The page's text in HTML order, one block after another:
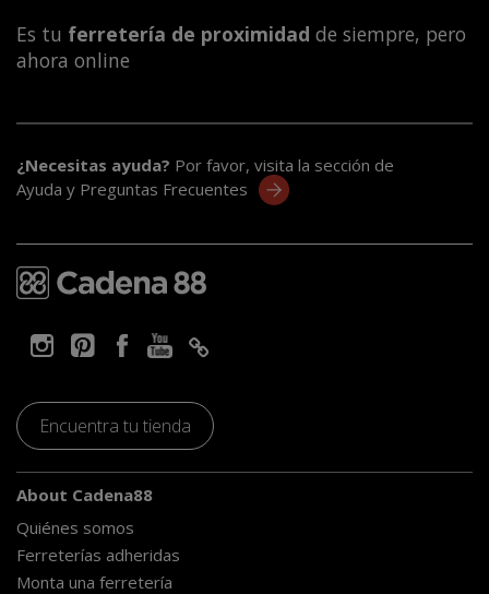
Es tu ferretería de proximidad de siempre, pero
ahora online
¿Necesitas ayuda? Por favor, visita la sección de
Ayuda y Preguntas Frecuentes
Encuentra tu tienda
About Cadena88
Quiénes somos
Ferreterías adheridas
Monta una ferretería